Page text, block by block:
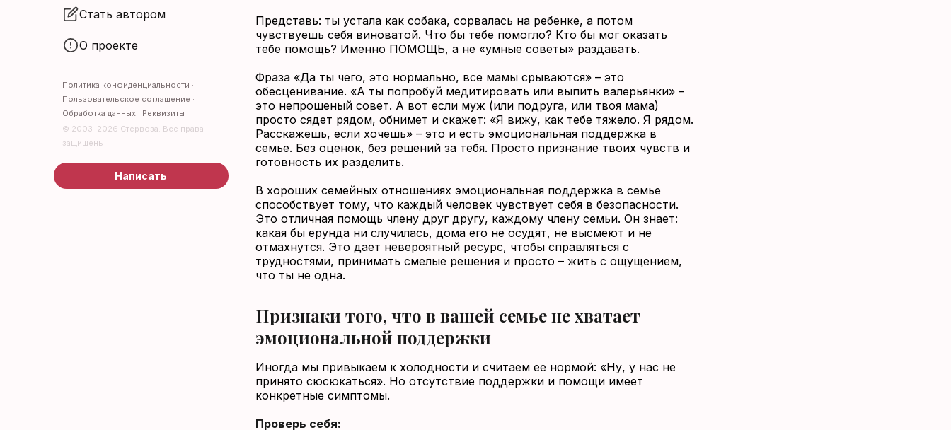
Стать автором
О проекте
Политика конфиденциальности ·
Пользовательское соглашение ·
Обработка данных · Реквизиты
© 2003–2026 Стервоза. Все права
защищены.
Написать
Представь: ты устала как собака, сорвалась на ребенке, а потом
чувствуешь себя виноватой. Что бы тебе помогло? Кто бы мог оказать
тебе помощь? Именно ПОМОЩЬ, а не «умные советы» раздавать.
Фраза «Да ты чего, это нормально, все мамы срываются» – это
обесценивание. «А ты попробуй медитировать или выпить валерьянки» –
это непрошеный совет. А вот если муж (или подруга, или твоя мама)
просто сядет рядом, обнимет и скажет: «Я вижу, как тебе тяжело. Я рядом.
Расскажешь, если хочешь» – это и есть эмоциональная поддержка в
семье. Без оценок, без решений за тебя. Просто признание твоих чувств и
готовность их разделить.
В хороших семейных отношениях эмоциональная поддержка в семье
способствует тому, что каждый человек чувствует себя в безопасности.
Это отличная помощь члену друг другу, каждому члену семьи. Он знает:
какая бы ерунда ни случилась, дома его не осудят, не высмеют и не
отмахнутся. Это дает невероятный ресурс, чтобы справляться с
трудностями, принимать смелые решения и просто – жить с ощущением,
что ты не одна.
Признаки того, что в вашей семье не хватает
эмоциональной поддержки
Иногда мы привыкаем к холодности и считаем ее нормой: «Ну, у нас не
принято сюсюкаться». Но отсутствие поддержки и помощи имеет
конкретные симптомы.
Проверь себя: